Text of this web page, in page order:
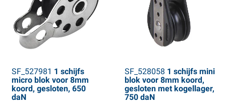
SF_527981 1 schijfs
micro blok voor 8mm
koord, gesloten, 650
daN
SF_528058 1 schijfs mini
blok voor 8mm koord,
gesloten met kogellager,
750 daN